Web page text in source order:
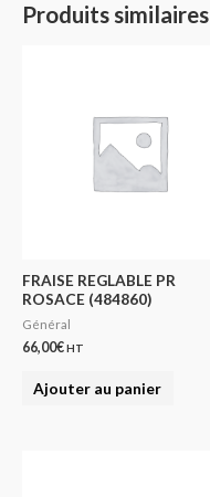
Produits similaires
FRAISE REGLABLE PR
ROSACE (484860)
Général
66,00€HT
Ajouter au panier